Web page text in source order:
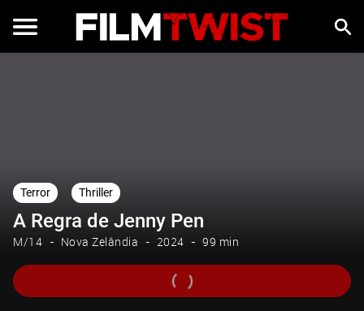
Terror Thriller
A Regra de Jenny Pen
M/14 Nova Zelândia 2024 99 min